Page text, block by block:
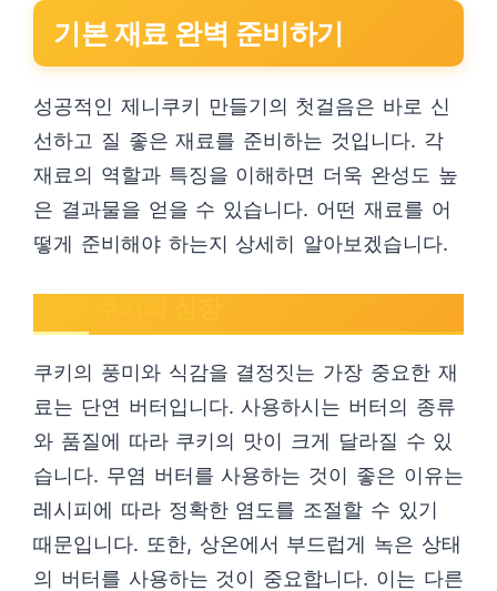
기본 재료 완벽 준비하기
성공적인 제니쿠키 만들기의 첫걸음은 바로 신
선하고 질 좋은 재료를 준비하는 것입니다. 각
재료의 역할과 특징을 이해하면 더욱 완성도 높
은 결과물을 얻을 수 있습니다. 어떤 재료를 어
떻게 준비해야 하는지 상세히 알아보겠습니다.
쿠키의 풍미와 식감을 결정짓는 가장 중요한 재
료는 단연 버터입니다. 사용하시는 버터의 종류
와 품질에 따라 쿠키의 맛이 크게 달라질 수 있
습니다. 무염 버터를 사용하는 것이 좋은 이유는
레시피에 따라 정확한 염도를 조절할 수 있기
때문입니다. 또한, 상온에서 부드럽게 녹은 상태
의 버터를 사용하는 것이 중요합니다. 이는 다른